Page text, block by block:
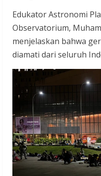
Edukator Astronomi
Observatorium,
menjelaskan bahwa
diamati dari seluruh